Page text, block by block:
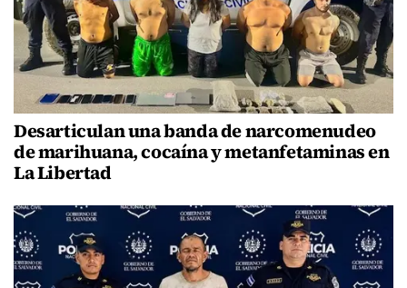
Desarticulan una banda de narcomenudeo
de marihuana, cocaína y metanfetaminas en
La Libertad